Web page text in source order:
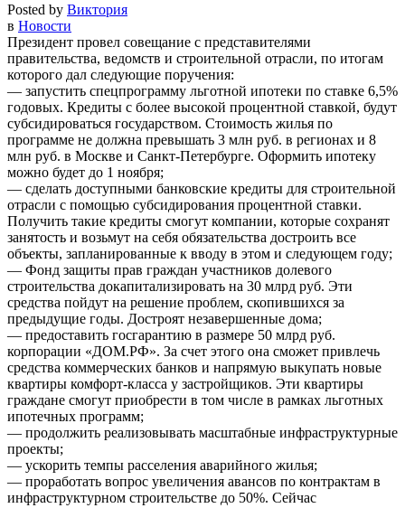
Posted by Виктория
в Новости
Президент провел совещание с представителями
правительства, ведомств и строительной отрасли, по итогам
которого дал следующие поручения:
— запустить спецпрограмму льготной ипотеки по ставке 6,5%
годовых. Кредиты с более высокой процентной ставкой, будут
субсидироваться государством. Стоимость жилья по
программе не должна превышать 3 млн руб. в регионах и 8
млн руб. в Москве и Санкт-Петербурге. Оформить ипотеку
можно будет до 1 ноября;
— сделать доступными банковские кредиты для строительной
отрасли с помощью субсидирования процентной ставки.
Получить такие кредиты смогут компании, которые сохранят
занятость и возьмут на себя обязательства достроить все
объекты, запланированные к вводу в этом и следующем году;
— Фонд защиты прав граждан участников долевого
строительства докапитализировать на 30 млрд руб. Эти
средства пойдут на решение проблем, скопившихся за
предыдущие годы. Достроят незавершенные дома;
— предоставить госгарантию в размере 50 млрд руб.
корпорации «ДОМ.РФ». За счет этого она сможет привлечь
средства коммерческих банков и напрямую выкупать новые
квартиры комфорт-класса у застройщиков. Эти квартиры
граждане смогут приобрести в том числе в рамках льготных
ипотечных программ;
— продолжить реализовывать масштабные инфраструктурные
проекты;
— ускорить темпы расселения аварийного жилья;
— проработать вопрос увеличения авансов по контрактам в
инфраструктурном строительстве до 50%. Сейчас